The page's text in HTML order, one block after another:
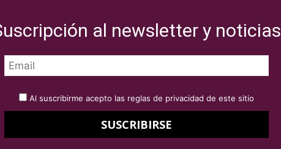
para los amantes del golf...
Regent Seven Seas
del golf con
al newsletter y noticias
Al suscribirme acepto las reglas de privacidad de este sitio